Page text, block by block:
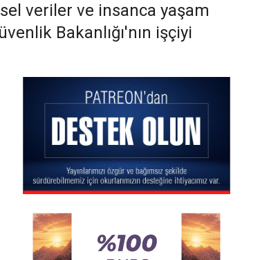
veriler ve insanca yaşam
Bakanlığı'nın işçiyi